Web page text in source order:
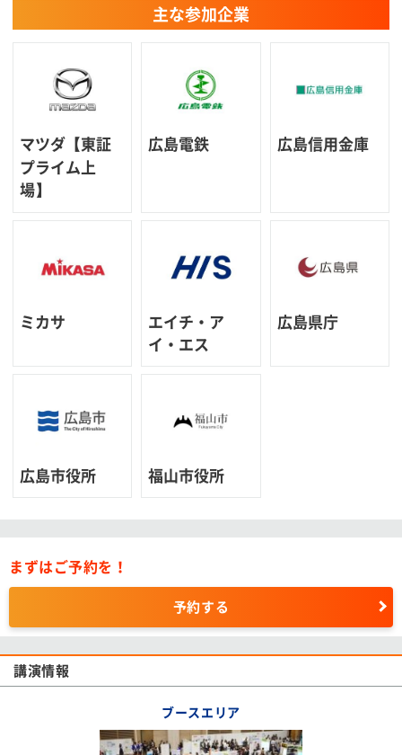
主な参加企業
マツダ【東証
プライム上
場】
広島電鉄 広島信用金庫
ミカサ
エイチ・ア
イ・エス
広島県庁
広島市役所 福山市役所
まずはご予約を！
予約する
講演情報
ブースエリア